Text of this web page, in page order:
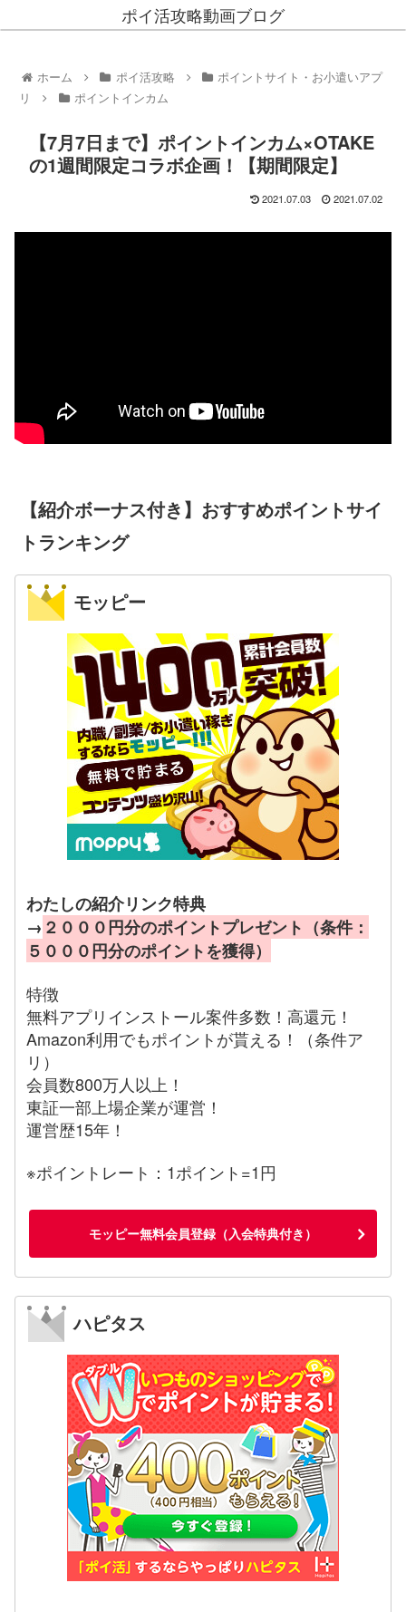
ポイ活攻略動画ブログ
ホーム ポイ活攻略
ポイントサイト・お小遣いアプ
リ
ポイントインカム
【7月7日まで】ポイントインカム×OTAKE
の1週間限定コラボ企画！【期間限定】
2021.07.03 2021.07.02
【紹介ボーナス付き】おすすめポイントサイ
トランキング
モッピー
わたしの紹介リンク特典
→ ２０００円分のポイントプレゼント（条件：
５０００円分のポイントを獲得）
特徴
無料アプリインストール案件多数！高還元！
Amazon利用でもポイントが貰える！（条件ア
リ）
会員数800万人以上！
東証一部上場企業が運営！
運営歴15年！
※ポイントレート：1ポイント=1円
モッピー無料会員登録（入会特典付き）
ハピタス